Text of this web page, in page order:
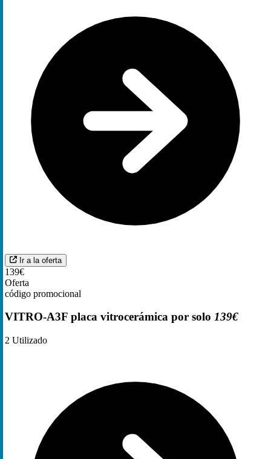
Ir a la oferta
139€
Oferta
código promocional
VITRO-A3F placa vitrocerámica por solo 139€
2 Utilizado